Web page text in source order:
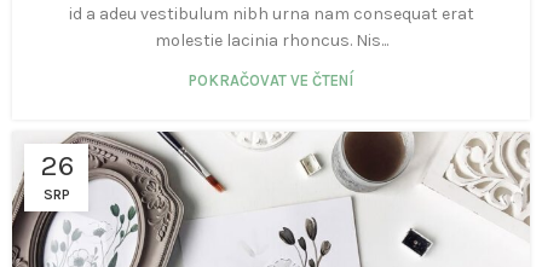
id a adeu vestibulum nibh urna nam consequat erat
molestie lacinia rhoncus. Nis...
POKRAČOVAT VE ČTENÍ
26
SRP